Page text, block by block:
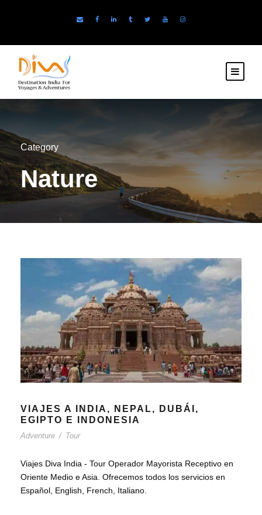
Category
Nature
VIAJES A INDIA, NEPAL, DUBÁI,
EGIPTO E INDONESIA
Adventure / Tour
Viajes Diva India - Tour Operador Mayorista Receptivo en
Oriente Medio e Asia. Ofrecemos todos los servicios en
Español, English, French, Italiano.